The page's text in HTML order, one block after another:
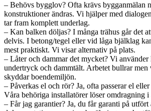
– Behövs bygglov? Ofta krävs bygganmälan
konstruktioner ändras. Vi hjälper med
tar fram komplett underlag.
– Kan balken döljas? I många trähus går det
delvis. I betong/tegel eller vid låga bjälklag
mest praktiskt. Vi visar alternativ på plats.
– Låter och dammar det mycket? Vi använder
undertryck och dammtält. Arbetet bullrar men
skyddar boendemiljön.
– Påverkas el och rör? Ja, ofta passerar el
Våra behöriga installatörer löser omdragning i
– Får jag garantier? Ja, du får garanti på utfört